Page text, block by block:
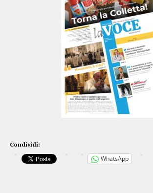
Condividi:
WhatsApp